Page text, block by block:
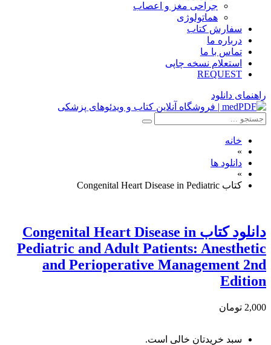
جراحی مغز و اعصاب
هماتولوژی
سفارش کتاب
درباره ما
تماس با ما
استعلام نسخه چاپی
REQUEST
راهنمای دانلود
خانه
»
دانلود ها
»
کتاب Congenital Heart Disease in Pediatric
دانلود كتاب Congenital Heart Disease in
Pediatric and Adult Patients: Anesthetic
and Perioperative Management 2nd
Edition
2,000 تومان
سبد خریدتان خالی است.